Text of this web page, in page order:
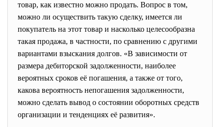
товар, как известно можно продать. Вопрос в том,
можно ли осуществить такую сделку, имеется ли
покупатель на этот товар и насколько целесообразна
такая продажа, в частности, по сравнению с другими
вариантами взыскания долгов. «В зависимости от
размера дебиторской задолженности, наиболее
вероятных сроков её погашения, а также от того,
какова вероятность непогашения задолженности,
можно сделать вывод о состоянии оборотных средств
организации и тенденциях её развития».